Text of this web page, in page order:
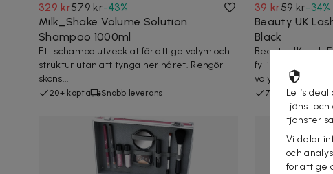
329 kr579 kr-43%
Milk_Shake Volume Solution
Shampoo 1000ml
Ett schampo utvecklat för att ge volym och
struktur utan att tynga ner håret. Rengör
skons...
20+ köpta Snabb leverans
39 kr59 kr-34%
Beauty UK
Black
Beauty UK Lash
fylliga, tjocka
volym-...
7 köptaLet’s
tjänst och
tjänster
Vi delar
och
för att ge